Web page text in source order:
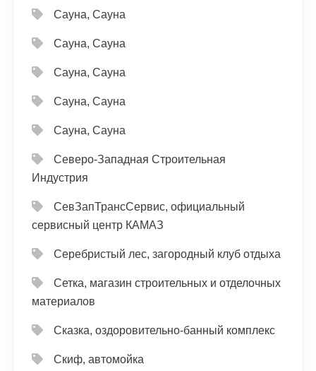
Сауна, Сауна
Сауна, Сауна
Сауна, Сауна
Сауна, Сауна
Сауна, Сауна
Северо-Западная Строительная
Индустрия
СевЗапТрансСервис, официальный
сервисный центр КАМАЗ
Серебристый лес, загородный клуб отдыха
Сетка, магазин строительных и отделочных
материалов
Сказка, оздоровительно-банный комплекс
Скиф, автомойка